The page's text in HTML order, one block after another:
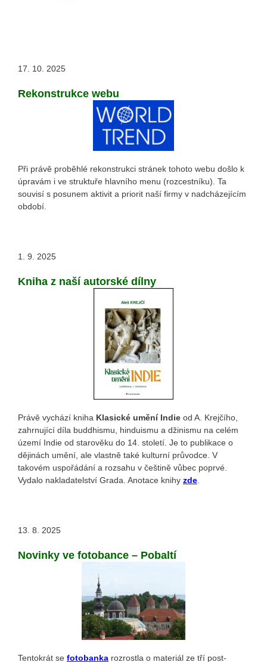
17. 10. 2025
Rekonstrukce webu
Při právě proběhlé rekonstrukci stránek tohoto webu došlo k
úpravám i ve struktuře hlavního menu (rozcestníku). Ta
souvisí s posunem aktivit a priorit naší firmy v nadcházejícím
období.
1. 9. 2025
Kniha z naší autorské dílny
Právě vychází kniha Klasické umění Indie od A. Krejčího,
zahrnující díla buddhismu, hinduismu a džinismu na celém
území Indie od starověku do 14. století. Je to publikace o
dějinách umění, ale vlastně také kulturní průvodce. V
takovém uspořádání a rozsahu v češtině vůbec poprvé.
Vydalo nakladatelství Grada. Anotace knihy zde
13. 8. 2025
Novinky ve fotobance – Pobaltí
Tentokrát se fotobanka rozrostla o materiál ze tří post-